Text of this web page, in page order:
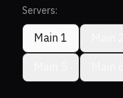
Servers:
Main 1